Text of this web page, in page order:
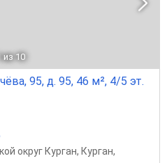
из 10
95, д. 95, 46 м², 4/5 эт.
округ Курган, Курган,